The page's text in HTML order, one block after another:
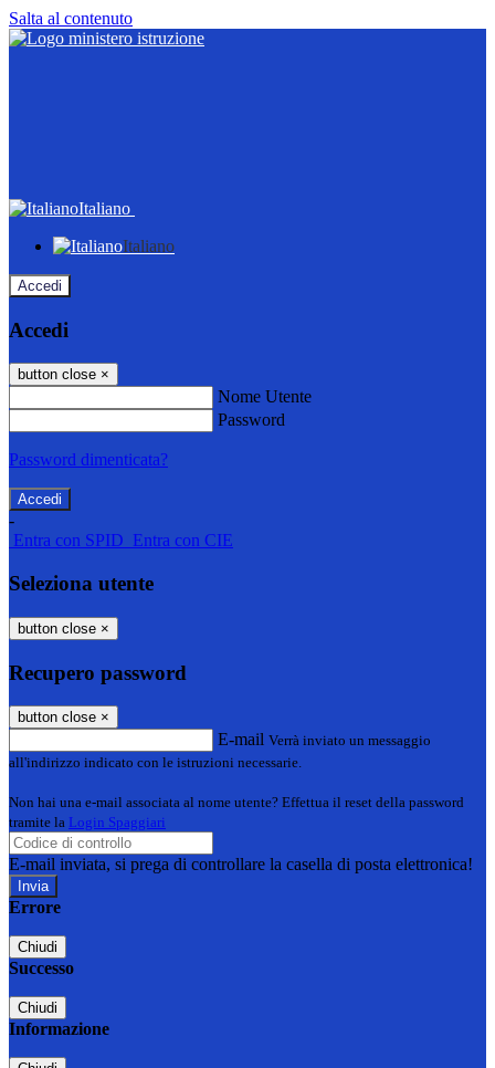
Salta al contenuto
Italiano
Italiano
Accedi
Accedi
button close ×
Nome Utente
Password
Password dimenticata?
-
Entra con SPID Entra con CIE
Seleziona utente
button close ×
Recupero password
button close ×
E-mail Verrà inviato un messaggio
all'indirizzo indicato con le istruzioni necessarie.
Non hai una e-mail associata al nome utente? Effettua il reset della password
tramite la Login Spaggiari
E-mail inviata, si prega di controllare la casella di posta elettronica!
Errore
Chiudi
Successo
Chiudi
Informazione